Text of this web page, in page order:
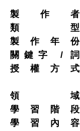
製作者
類型
製作年份
關鍵字 / 詞
授權方式
領域
學習階段
學習內容